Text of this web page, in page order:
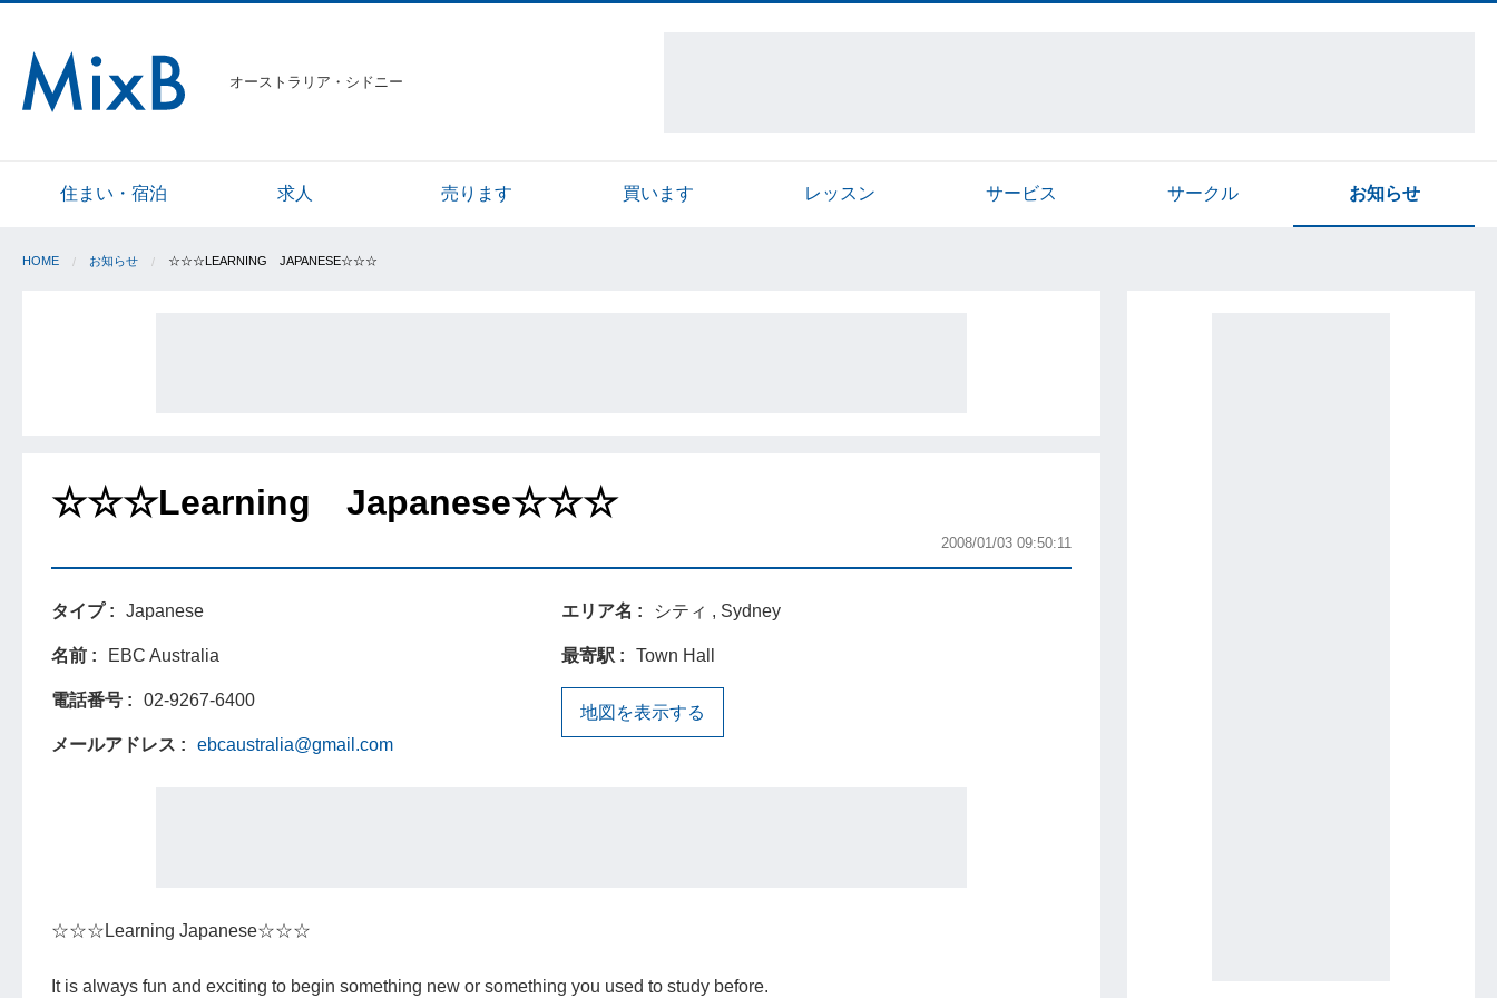
オーストラリア・シドニー
住まい・宿泊 求人 売ります 買います レッスン サービス サークル お知らせ
HOME お知らせ ☆☆☆LEARNING JAPANESE☆☆☆
☆☆☆Learning Japanese☆☆☆
2008/01/03 09:50:11
タイプ Japanese
名前 EBC Australia
電話番号 02-9267-6400
メールアドレス ebcaustralia@gmail.com
エリア名 シティ , Sydney
最寄駅 Town Hall
地図を表示する
☆☆☆Learning Japanese☆☆☆
It is always fun and exciting to begin something new or something you used to study before.